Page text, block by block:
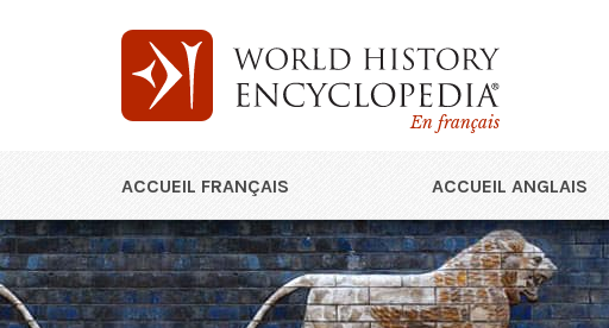
En français
ACCUEIL FRANÇAIS ACCUEIL ANGLAIS